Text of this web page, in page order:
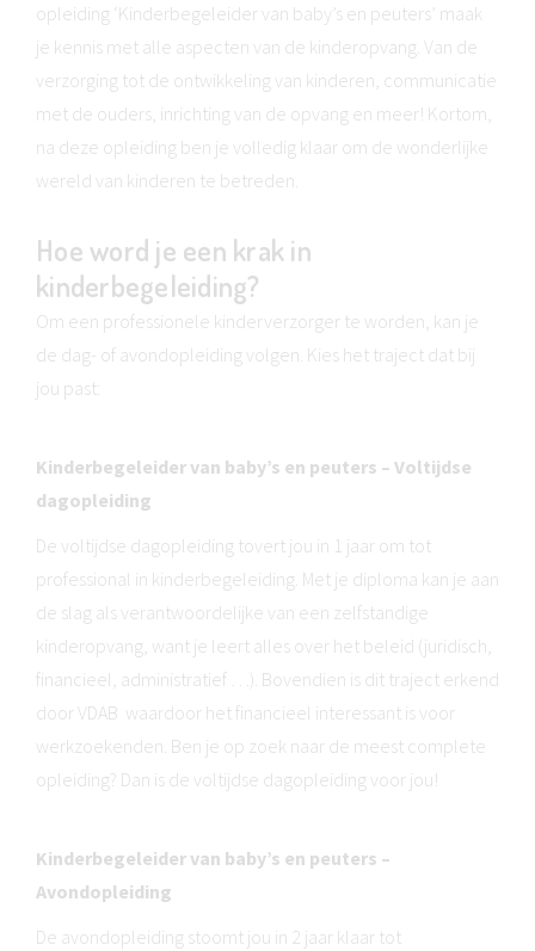
opleiding ‘Kinderbegeleider van baby’s en peuters’ maak
je kennis met alle aspecten van de kinderopvang. Van de
verzorging tot de ontwikkeling van kinderen, communicatie
met de ouders, inrichting van de opvang en meer! Kortom,
na deze opleiding ben je volledig klaar om de wonderlijke
wereld van kinderen te betreden.
Hoe word je een krak in
kinderbegeleiding?
Om een professionele kinderverzorger te worden, kan je
de dag- of avondopleiding volgen. Kies het traject dat bij
jou past:
Kinderbegeleider van baby’s en peuters – Voltijdse
dagopleiding
De voltijdse dagopleiding tovert jou in 1 jaar om tot
professional in kinderbegeleiding. Met je diploma kan je aan
de slag als verantwoordelijke van een zelfstandige
kinderopvang, want je leert alles over het beleid (juridisch,
financieel, administratief …). Bovendien is dit traject erkend
door VDAB waardoor het financieel interessant is voor
werkzoekenden. Ben je op zoek naar de meest complete
opleiding? Dan is de voltijdse dagopleiding voor jou!
Kinderbegeleider van baby’s en peuters –
Avondopleiding
De avondopleiding stoomt jou in 2 jaar klaar tot